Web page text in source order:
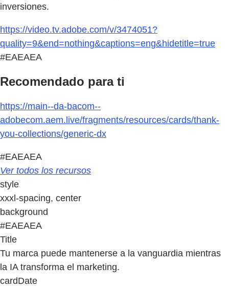
inversiones.
https://video.tv.adobe.com/v/3474051?
quality=9&end=nothing&captions=eng&hidetitle=true
#EAEAEA
Recomendado para ti
https://main--da-bacom--
adobecom.aem.live/fragments/resources/cards/thank-
you-collections/generic-dx
#EAEAEA
Ver todos los recursos
style
xxxl-spacing, center
background
#EAEAEA
Title
Tu marca puede mantenerse a la vanguardia mientras
la IA transforma el marketing.
cardDate